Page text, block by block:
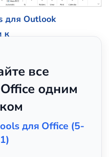
для Outlook
к
все
одним
для Office (5-